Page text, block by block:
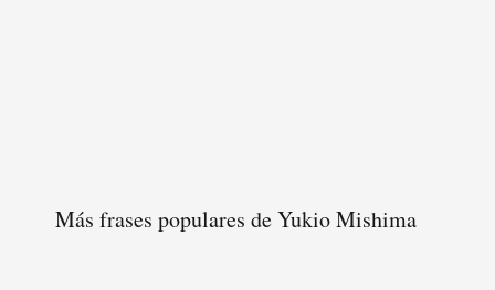
Más frases populares de Yukio Mishima